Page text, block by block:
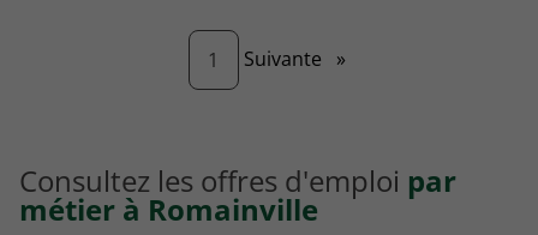
1 Page
Suivante »
Consultez les offres d'emploi par
métier à Romainville